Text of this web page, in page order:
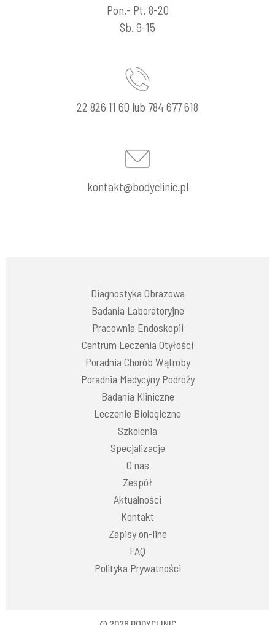
Pon.- Pt. 8-20
Sb. 9-15
22 826 11 60 lub 784 677 618
kontakt@bodyclinic.pl
Diagnostyka Obrazowa
Badania Laboratoryjne
Pracownia Endoskopii
Centrum Leczenia Otyłości
Poradnia Chorób Wątroby
Poradnia Medycyny Podróży
Badania Kliniczne
Leczenie Biologiczne
Szkolenia
Specjalizacje
O nas
Zespół
Aktualności
Kontakt
Zapisy on-line
FAQ
Polityka Prywatności